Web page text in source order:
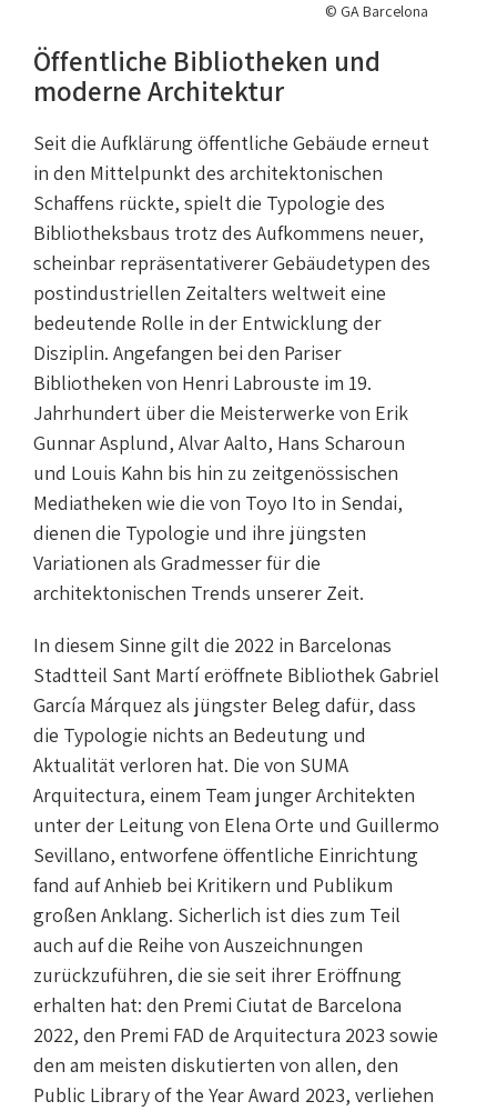
© GA Barcelona
Öffentliche Bibliotheken und
moderne Architektur
Seit die Aufklärung öffentliche Gebäude erneut
in den Mittelpunkt des architektonischen
Schaffens rückte, spielt die Typologie des
Bibliotheksbaus trotz des Aufkommens neuer,
scheinbar repräsentativerer Gebäudetypen des
postindustriellen Zeitalters weltweit eine
bedeutende Rolle in der Entwicklung der
Disziplin. Angefangen bei den Pariser
Bibliotheken von Henri Labrouste im 19.
Jahrhundert über die Meisterwerke von Erik
Gunnar Asplund, Alvar Aalto, Hans Scharoun
und Louis Kahn bis hin zu zeitgenössischen
Mediatheken wie die von Toyo Ito in Sendai,
dienen die Typologie und ihre jüngsten
Variationen als Gradmesser für die
architektonischen Trends unserer Zeit.
In diesem Sinne gilt die 2022 in Barcelonas
Stadtteil Sant Martí eröffnete Bibliothek Gabriel
García Márquez als jüngster Beleg dafür, dass
die Typologie nichts an Bedeutung und
Aktualität verloren hat. Die von SUMA
Arquitectura, einem Team junger Architekten
unter der Leitung von Elena Orte und Guillermo
Sevillano, entworfene öffentliche Einrichtung
fand auf Anhieb bei Kritikern und Publikum
großen Anklang. Sicherlich ist dies zum Teil
auch auf die Reihe von Auszeichnungen
zurückzuführen, die sie seit ihrer Eröffnung
erhalten hat: den Premi Ciutat de Barcelona
2022, den Premi FAD de Arquitectura 2023 sowie
den am meisten diskutierten von allen, den
Public Library of the Year Award 2023, verliehen